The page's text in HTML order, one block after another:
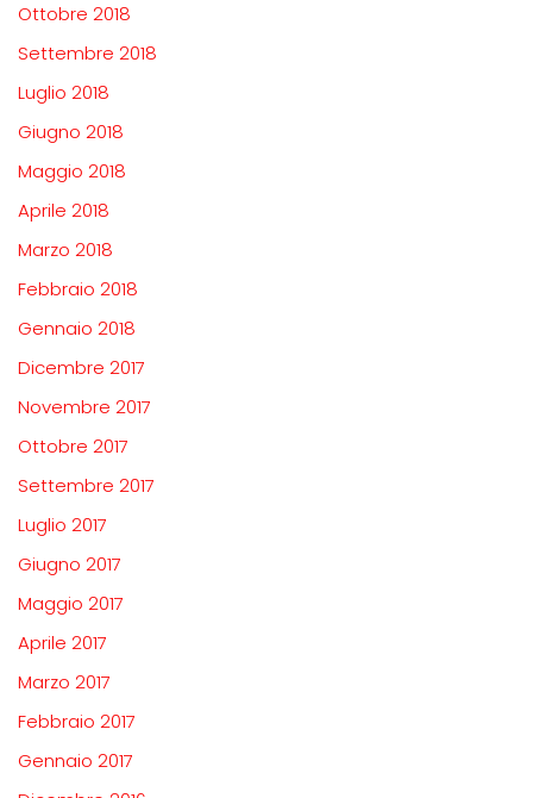
Ottobre 2018
Settembre 2018
Luglio 2018
Giugno 2018
Maggio 2018
Aprile 2018
Marzo 2018
Febbraio 2018
Gennaio 2018
Dicembre 2017
Novembre 2017
Ottobre 2017
Settembre 2017
Luglio 2017
Giugno 2017
Maggio 2017
Aprile 2017
Marzo 2017
Febbraio 2017
Gennaio 2017